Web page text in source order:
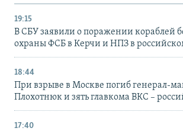
19:15
В СБУ заявили о поражении кораблей
охраны ФСБ в Керчи и НПЗ в
18:44
При взрыве в Москве погиб генерал-
Плохотнюк и зять главкома ВКС –
17:40